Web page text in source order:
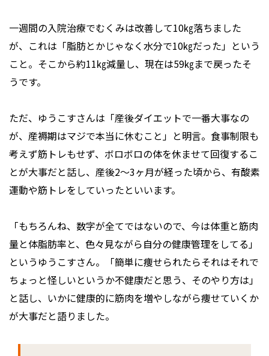
一週間の入院治療でむくみは改善して10㎏落ちました
が、これは「脂肪とかじゃなく水分で10㎏だった」という
こと。そこから約11㎏減量し、現在は59㎏まで戻ったそ
うです。
ただ、ゆうこすさんは「産後ダイエットで一番大事なの
が、産褥期はマジで本当に休むこと」と明言。食事制限も
考えず筋トレもせず、ボロボロの体を休ませて回復するこ
とが大事だと話し、産後2～3ヶ月が経った頃から、有酸素
運動や筋トレをしていったといいます。
「もちろんね、数字が全てではないので、今は体重と筋肉
量と体脂肪率と、色々見ながら自分の健康管理をしてる」
というゆうこすさん。「簡単に痩せられたらそれはそれで
ちょっと怪しいというか不健康だと思う、そのやり方は」
と話し、いかに健康的に筋肉を増やしながら痩せていくか
が大事だと語りました。